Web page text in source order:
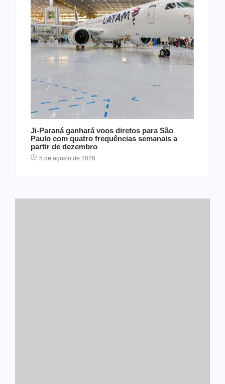
Ji-Paraná ganhará voos diretos para São
Paulo com quatro frequências semanais a
partir de dezembro
5 de agosto de 2026